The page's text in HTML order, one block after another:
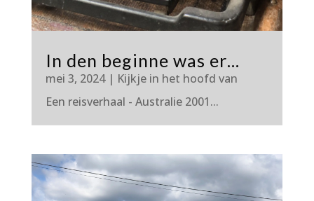
In den beginne was er…
mei 3, 2024| Kijkje in het hoofd van
Een reisverhaal - Australie 2001...